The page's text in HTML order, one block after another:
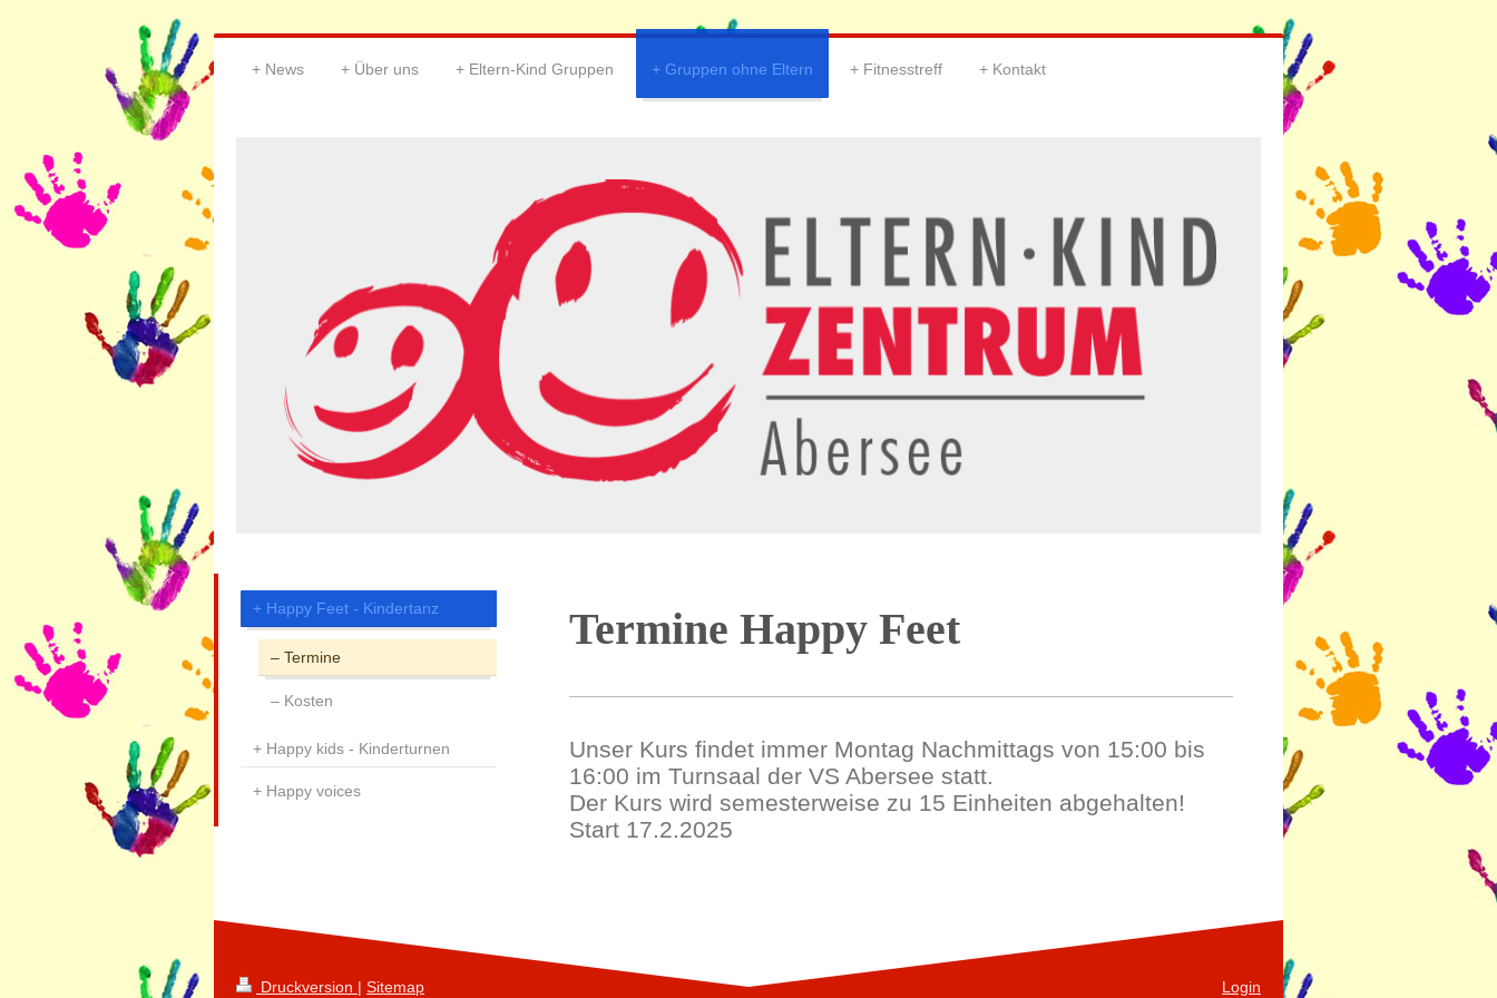
News Über uns Eltern-Kind Gruppen Gruppen ohne Eltern Fitnesstreff Kontakt
Termine Happy Feet
Unser Kurs findet immer Montag Nachmittags von 15:00 bis
16:00 im Turnsaal der VS Abersee statt.
Der Kurs wird semesterweise zu 15 Einheiten abgehalten!
Start 17.2.2025
Happy Feet - Kindertanz
Termine
Kosten
Happy kids - Kinderturnen
Happy voices
Druckversion | Sitemap Login